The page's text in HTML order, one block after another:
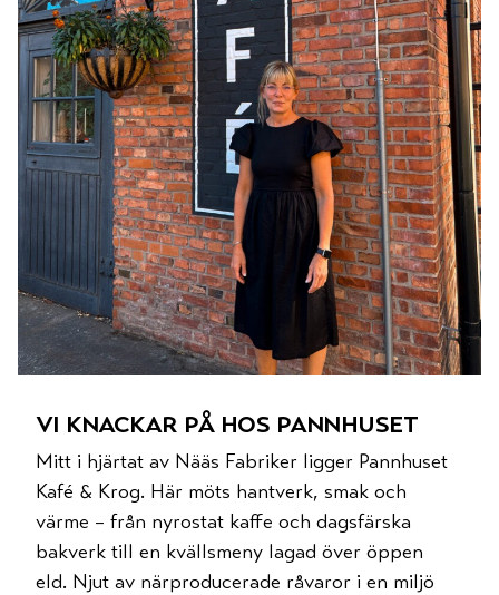
vi knackar på hos pannhuset
Mitt i hjärtat av Nääs Fabriker ligger Pannhuset
Kafé & Krog. Här möts hantverk, smak och
värme – från nyrostat kaffe och dagsfärska
bakverk till en kvällsmeny lagad över öppen
eld. Njut av närproducerade råvaror i en miljö